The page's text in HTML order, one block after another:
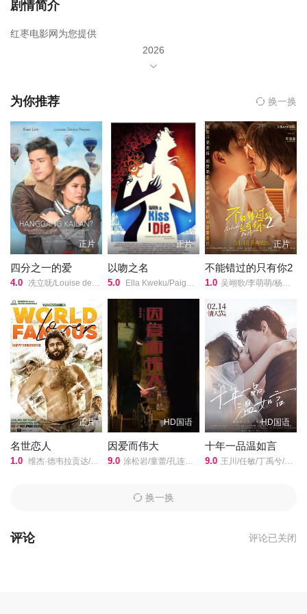
剧情简介
红枣电影网为您提供
2026
奥努尔·塞伊特·亚兰
塞
主演,
Erdem Tepegoz
导演的《夏日别墅》在线观看,《夏日别墅》百度云网盘资源以及
《夏日别墅》高清mp4迅雷下载，希望您能喜欢！
暂无简介
为你推荐 换一换
正片
四分之一的爱
4.0 冼立呒/Louise de los Reyes/Gab Lagman/
正片
以吻之名
5.0 Ella Kweku/Paige Emerson/George Kopsidas/Ioannis Papazisis/George Kavgalakis/Devin Mills/迈克尔·安吉斯/Anna Tzanakaki/
正片
不能错过的只有你2
1.0 吴翊歌/李萌萌/杨业明/刘流/陶红/赵熙玥/黄品沅/赵晋/田东霖/赵汉军/王彩平/
正片
名世恋人
1.0 维杰·德韦拉贡达/拉茜·科纳/艾西瓦娅·拉杰什/Catherine Tresa/伊扎贝尔·蕾特/
HD国语
因爱而伟大
9.0 涂松岩/童蕾/孔连顺/黄佳军/韩远琪/郭涛/赵亮/淳于珊珊/晋松/刘亚津/
HD国语
十年一品温如言
9.0 王川/任敏/丁禹兮/辛云来/李泽锋/丁楠/许童心/漆昱辰/
换一换
评论 评论已关闭